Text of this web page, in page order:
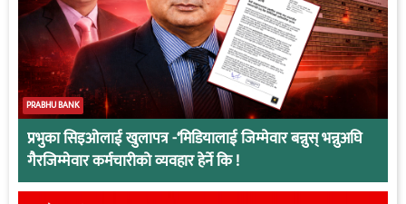
PRABHU BANK
प्रभुका सिइओलाई खुलापत्र -‘मिडियालाई जिम्मेवार बन्नुस् भन्नुअघि
गैरजिम्मेवार कर्मचारीको व्यवहार हेर्ने कि !